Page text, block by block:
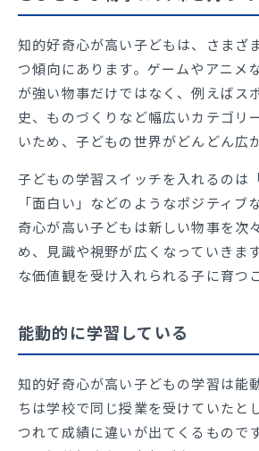
知的好奇心が高い子どもは、さまざ
つ傾向にあります。ゲームやアニメ
が強い物事だけではなく、例えばス
史、ものづくりなど幅広いカテゴリ
いため、子どもの世界がどんどん広
子どもの学習スイッチを入れるのは
「面白い」などのようなポジティブ
奇心が高い子どもは新しい物事を次
め、見識や視野が広くなっていきま
な価値観を受け入れられる子に育つ
能動的に学習している
知的好奇心が高い子どもの学習は能
ちは学校で同じ授業を受けていたと
つれて成績に違いが出てくるもので